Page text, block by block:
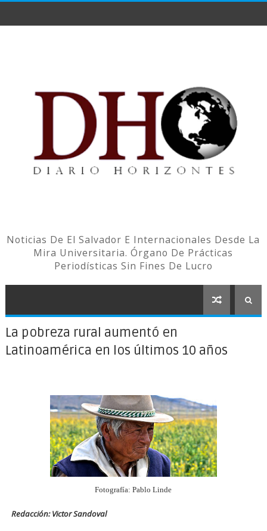
Noticias De El Salvador E Internacionales Desde La
Mira Universitaria. Órgano De Prácticas
Periodísticas Sin Fines De Lucro
La pobreza rural aumentó en
Latinoamérica en los últimos 10 años
Fotografía: Pablo Linde
Redacción: Victor Sandoval